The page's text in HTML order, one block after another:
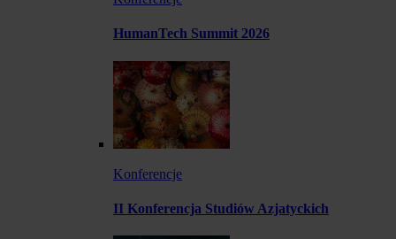
HumanTech Summit 2026
Konferencje
II Konferencja Studiów Azjatyckich